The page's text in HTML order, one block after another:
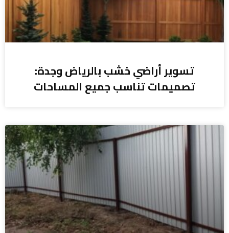
تسوير أراضي خشب بالرياض وجدة:
تصميمات تناسب جميع المساحات